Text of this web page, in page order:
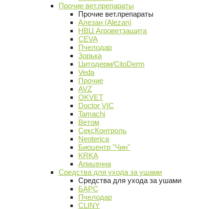
Прочие вет.препараты
Прочие вет.препараты
Алезан (Alezan)
НВЦ Агроветзащита
CEVA
Пчелодар
Зорька
Цитодерм/CitoDerm
Veda
Прочие
AVZ
OKVET
Doctor VIC
Tamachi
Ветом
СексКонтроль
Neoterica
Биоцентр "Чин"
KRKA
Апиценна
Средства для ухода за ушами
Средства для ухода за ушами
БАРС
Пчелодар
CLINY